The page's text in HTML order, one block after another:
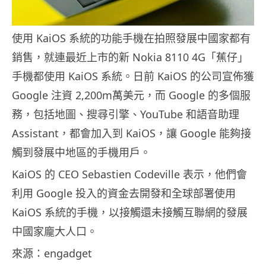
使用 KaiOS 系統的功能手機在拍照發展中國家都有
銷售，就連最近上市的新 Nokia 8110 4G「蕉仔」
手機都使用 KaiOS 系統。日前 KaiOS 的公司宣佈獲
Google 注資 2,200m萬美元，而 Google 的多個服
務，包括地圖、搜尋引擎、YouTube 和語音助理
Assistant，都會加入到 KaiOS，讓 Google 能夠接
觸到發展中地區的手機用戶。
KaiOS 的 CEO Sebastien Codeville 表示，他們會
利用 Google 投入的資金去開發和全球部署使用
KaiOS 系統的手機，以接觸還未接觸互聯網的發展
中國家龐大人口。
來源：engadget